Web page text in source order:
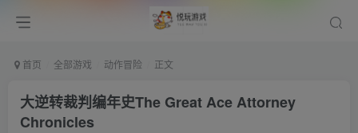
首页 全部游戏 动作冒险 正文
大逆转裁判编年史The Great Ace Attorney
Chronicles